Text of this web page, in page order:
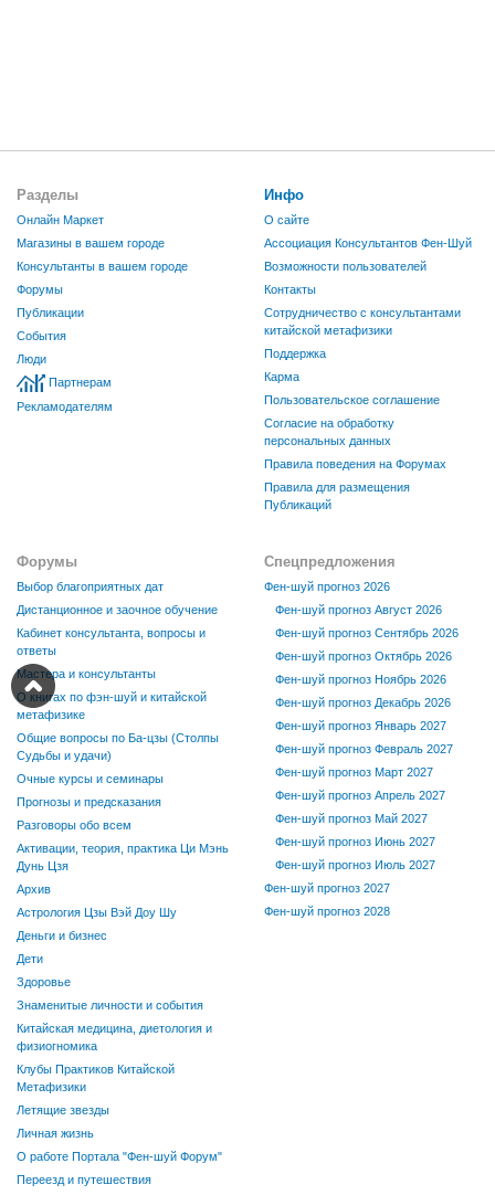
Разделы
Онлайн Маркет
Магазины в вашем городе
Консультанты в вашем городе
Форумы
Публикации
События
Люди
Партнерам
Рекламодателям
Инфо
О сайте
Ассоциация Консультантов Фен-Шуй
Возможности пользователей
Контакты
Сотрудничество с консультантами
китайской метафизики
Поддержка
Карма
Пользовательское соглашение
Согласие на обработку
персональных данных
Правила поведения на Форумах
Правила для размещения
Публикаций
Форумы
Выбор благоприятных дат
Дистанционное и заочное обучение
Кабинет консультанта, вопросы и
ответы
Мастера и консультанты
О книгах по фэн-шуй и китайской
метафизике
Общие вопросы по Ба-цзы (Столпы
Судьбы и удачи)
Очные курсы и семинары
Прогнозы и предсказания
Разговоры обо всем
Активации, теория, практика Ци Мэнь
Дунь Цзя
Архив
Астрология Цзы Вэй Доу Шу
Деньги и бизнес
Дети
Здоровье
Знаменитые личности и события
Китайская медицина, диетология и
физиогномика
Клубы Практиков Китайской
Метафизики
Летящие звезды
Личная жизнь
О работе Портала "Фен-шуй Форум"
Переезд и путешествия
Спецпредложения
Фен-шуй прогноз 2026
Фен-шуй прогноз Август 2026
Фен-шуй прогноз Сентябрь 2026
Фен-шуй прогноз Октябрь 2026
Фен-шуй прогноз Ноябрь 2026
Фен-шуй прогноз Декабрь 2026
Фен-шуй прогноз Январь 2027
Фен-шуй прогноз Февраль 2027
Фен-шуй прогноз Март 2027
Фен-шуй прогноз Апрель 2027
Фен-шуй прогноз Май 2027
Фен-шуй прогноз Июнь 2027
Фен-шуй прогноз Июль 2027
Фен-шуй прогноз 2027
Фен-шуй прогноз 2028